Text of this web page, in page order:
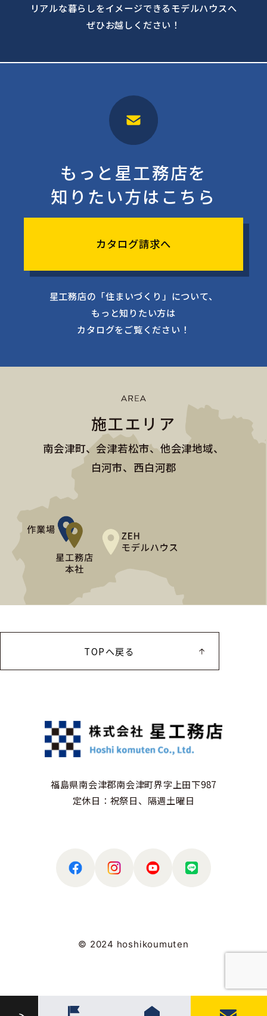
リアルな暮らしをイメージできるモデルハウスへ
ぜひお越しください！
もっと星工務店を
知りたい方はこちら
カタログ請求へ
星工務店の「住まいづくり」について、
もっと知りたい方は
カタログをご覧ください！
施工エリア
南会津町、会津若松市、他会津地域、
白河市、西白河郡
TOPへ戻る
福島県南会津郡南会津町界字上田下987
定休日：祝祭日、隔週土曜日
© 2024 hoshikoumuten